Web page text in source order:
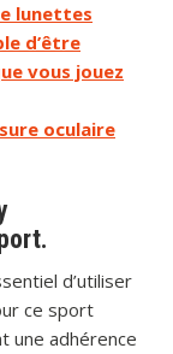
lunettes
d’être
vous jouez
oculaire
d’utiliser
ce sport
une adhérence